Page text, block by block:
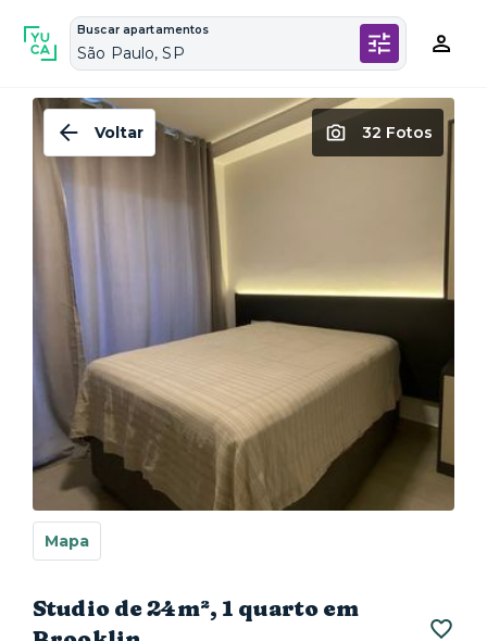
Buscar apartamentos
São Paulo, SP
Voltar 32 Fotos
Mapa
Studio de 24m², 1 quarto em